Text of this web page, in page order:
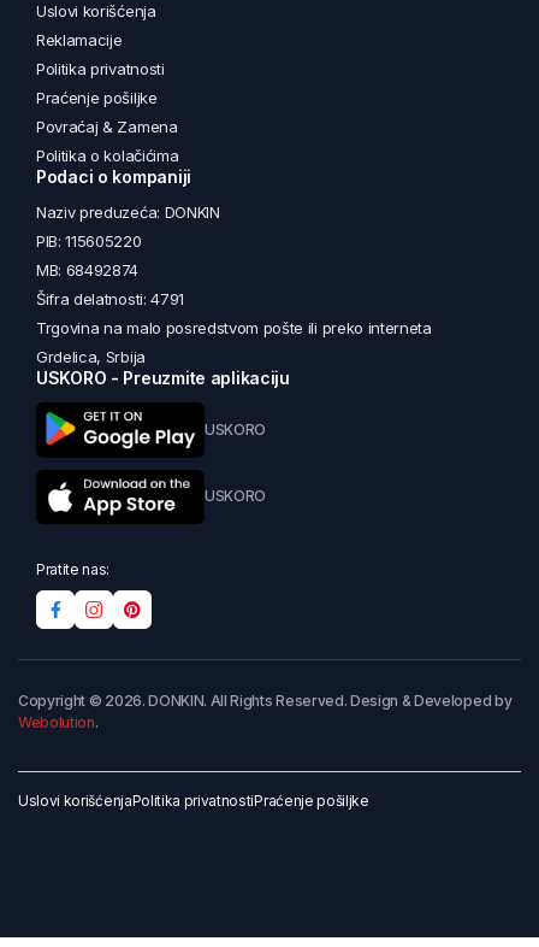
Uslovi korišćenja
Reklamacije
Politika privatnosti
Praćenje pošiljke
Povraćaj & Zamena
Politika o kolačićima
Podaci o kompaniji
Naziv preduzeća: DONKIN
PIB: 115605220
MB: 68492874
Šifra delatnosti: 4791
Trgovina na malo posredstvom pošte ili preko interneta
Grdelica, Srbija
USKORO - Preuzmite aplikaciju
USKORO
USKORO
Pratite nas:
Copyright © 2026. DONKIN. All Rights Reserved. Design & Developed by
Webolution.
Uslovi korišćenjaPolitika privatnostiPraćenje pošiljke